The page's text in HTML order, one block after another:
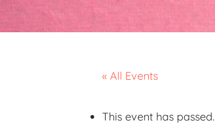
« All Events
This event has passed.